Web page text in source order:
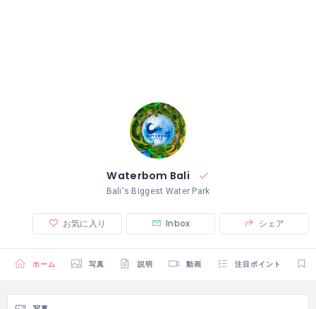
Waterbom Bali
Bali's Biggest Water Park
お気に入り Inbox シェア
ホーム 写真 説明 動画 注目ポイント